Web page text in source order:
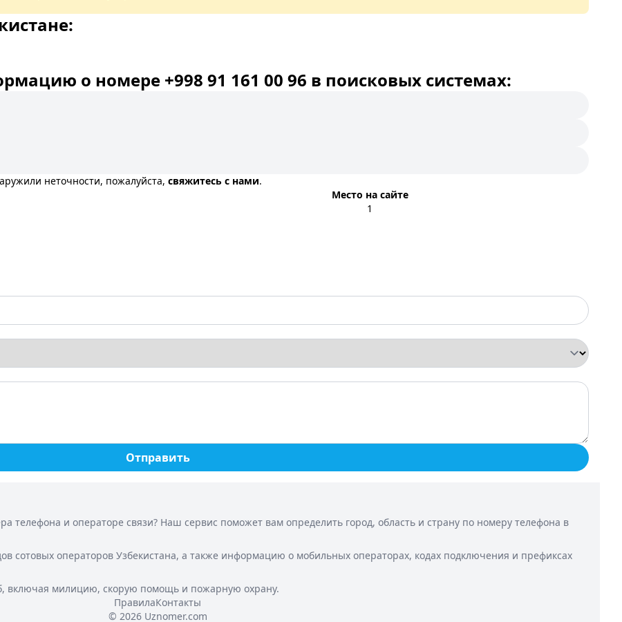
о номере +998 91 161 00 96 в поисковых системах:
неточности, пожалуйста, свяжитесь с нами.
Место на сайте
1
Отправить
телефона и операторе связи? Наш сервис поможет вам определить город, область и страну по номеру телефона в
сотовых операторов Узбекистана, а также информацию о мобильных операторах, кодах подключения и префиксах
включая милицию, скорую помощь и пожарную охрану.
ПравилаКонтакты
© 2026 Uznomer.com